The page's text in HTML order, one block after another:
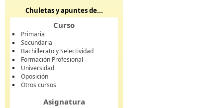
Chuletas y apuntes de...
Curso
Primaria
Secundaria
Bachillerato y Selectividad
Formación Profesional
Universidad
Oposición
Otros cursos
Asignatura